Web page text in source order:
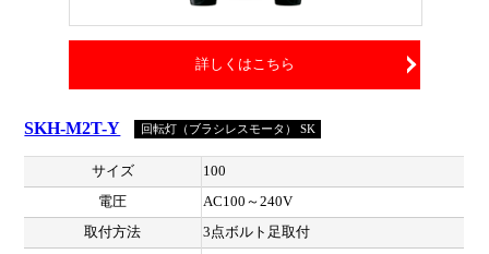
詳しくはこちら
SKH-M2T-Y 回転灯（ブラシレスモータ） SK
サイズ
100
電圧
AC100～240V
取付方法
3点ボルト足取付